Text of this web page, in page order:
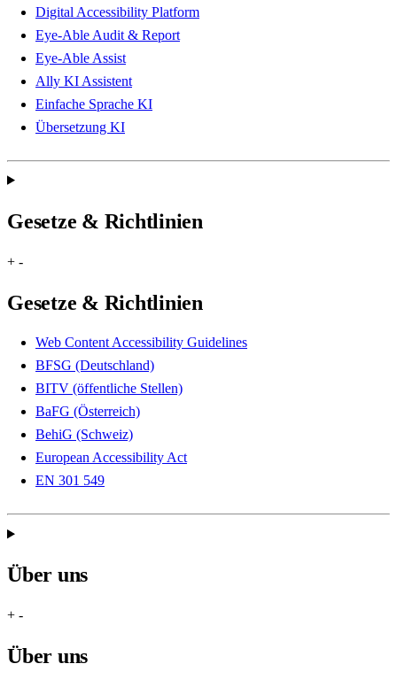
Digital Accessibility Platform
Eye-Able Audit & Report
Eye-Able Assist
Ally KI Assistent
Einfache Sprache KI
Übersetzung KI
Gesetze & Richtlinien
+ -
Gesetze & Richtlinien
Web Content Accessibility Guidelines
BFSG (Deutschland)
BITV (öffentliche Stellen)
BaFG (Österreich)
BehiG (Schweiz)
European Accessibility Act
EN 301 549
Über uns
+ -
Über uns